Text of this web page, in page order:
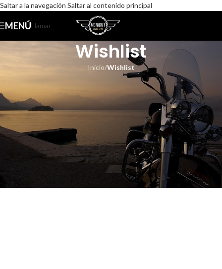
Saltar a la navegación Saltar al contenido principal
MENÚLlamar
Wishlist
Inicio/Wishlist